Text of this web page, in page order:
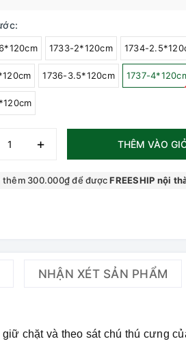
1733-2*120cm 1734-
1736-3.5*120cm 1737-
+ THÊM VÀO
thêm 300.000₫ để đượcFREESHIP nội
NHẬN XÉT SẢN PHẨM
chặt và theo sát chú thú cưng